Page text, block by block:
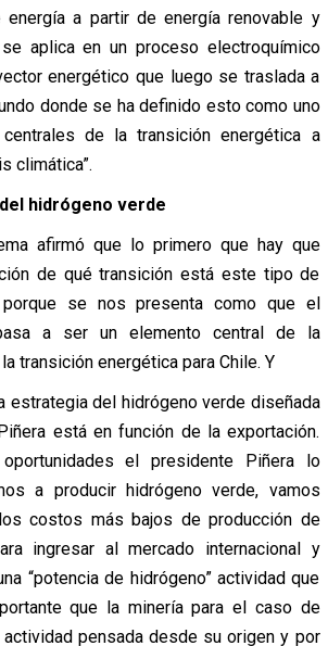
energía a partir de energía renovable y
aplica en un proceso electroquímico
energético que luego se traslada a
donde se ha definido esto como uno
de la transición energética a
climática”.
hidrógeno verde
afirmó que lo primero que hay que
de qué transición está este tipo de
porque se nos presenta como que el
a ser un elemento central de la
transición energética para Chile. Y
estrategia del hidrógeno verde diseñada
está en función de la exportación.
el presidente Piñera lo
a producir hidrógeno verde, vamos
costos más bajos de producción de
ingresar al mercado internacional y
“potencia de hidrógeno” actividad que
que la minería para el caso de
actividad pensada desde su origen y por